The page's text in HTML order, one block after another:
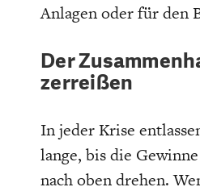
Anlagen oder für den
Der
zerreißen
In jeder Krise
lange, bis die
nach oben drehen.